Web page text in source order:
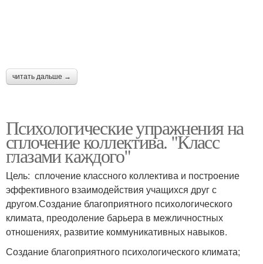
читать дальше →
Психологические упражнения на
сплочение коллектива. "Класс
глазами каждого"
Цель: сплочение классного коллектива и построение
эффективного взаимодействия учащихся друг с
другом.Создание благоприятного психологического
климата, преодоление барьера в межличностных
отношениях, развитие коммуникативных навыков.
Создание благоприятного психологического климата;